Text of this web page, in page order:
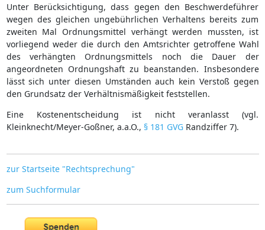
Unter Berücksichtigung, dass gegen den Beschwerdeführer
wegen des gleichen ungebührlichen Verhaltens bereits zum
zweiten Mal Ordnungsmittel verhängt werden mussten, ist
vorliegend weder die durch den Amtsrichter getroffene Wahl
des verhängten Ordnungsmittels noch die Dauer der
angeordneten Ordnungshaft zu beanstanden. Insbesondere
lässt sich unter diesen Umständen auch kein Verstoß gegen
den Grundsatz der Verhältnismäßigkeit feststellen.
Eine Kostenentscheidung ist nicht veranlasst (vgl.
Kleinknecht/Meyer-Goßner, a.a.O., § 181 GVGRandziffer 7).
zur Startseite "Rechtsprechung"
zum Suchformular